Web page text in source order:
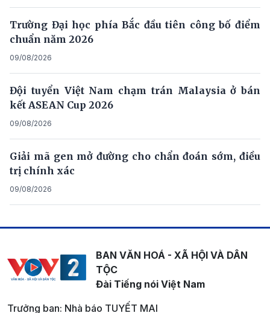
Trường Đại học phía Bắc đầu tiên công bố điểm
chuẩn năm 2026
09/08/2026
Đội tuyển Việt Nam chạm trán Malaysia ở bán
kết ASEAN Cup 2026
09/08/2026
Giải mã gen mở đường cho chẩn đoán sớm, điều
trị chính xác
09/08/2026
BAN VĂN HOÁ - XÃ HỘI VÀ DÂN
TỘC
Đài Tiếng nói Việt Nam
Trưởng ban: Nhà báo TUYẾT MAI